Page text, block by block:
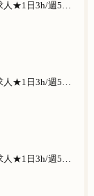
【東京都練馬区練馬】清掃求人★1日3h/週5日/祝日お休み★谷原在住の方歓迎
【東京都練馬区練馬】清掃求人★1日3h/週5日/祝日お休み★南田中在住の方歓迎
【東京都練馬区練馬】清掃求人★1日3h/週5日/祝日お休み★南大泉在住の方歓迎